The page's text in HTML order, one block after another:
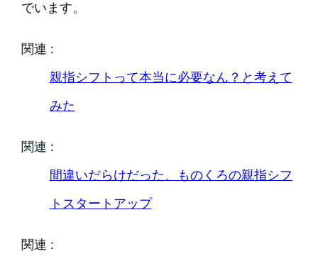
でいます。
関連 :
親指シフトって本当に必要なん？と考えて
みた
関連 :
間違いだらけだった、ものくろの親指シフ
トスタートアップ
関連 :